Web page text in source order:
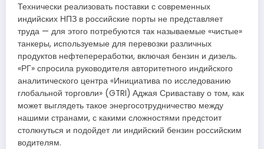
Технически реализовать поставки с современных
индийских НПЗ в российские порты не представляет
труда — для этого потребуются так называемые «чистые»
танкеры, используемые для перевозки различных
продуктов нефтепереработки, включая бензин и дизель.
«РГ» спросила руководителя авторитетного индийского
аналитического центра «Инициатива по исследованию
глобальной торговли» (GTRI) Аджая Сриваставу о том, как
может выглядеть такое энергосотрудничество между
нашими странами, с какими сложностями предстоит
столкнуться и подойдет ли индийский бензин российским
водителям.